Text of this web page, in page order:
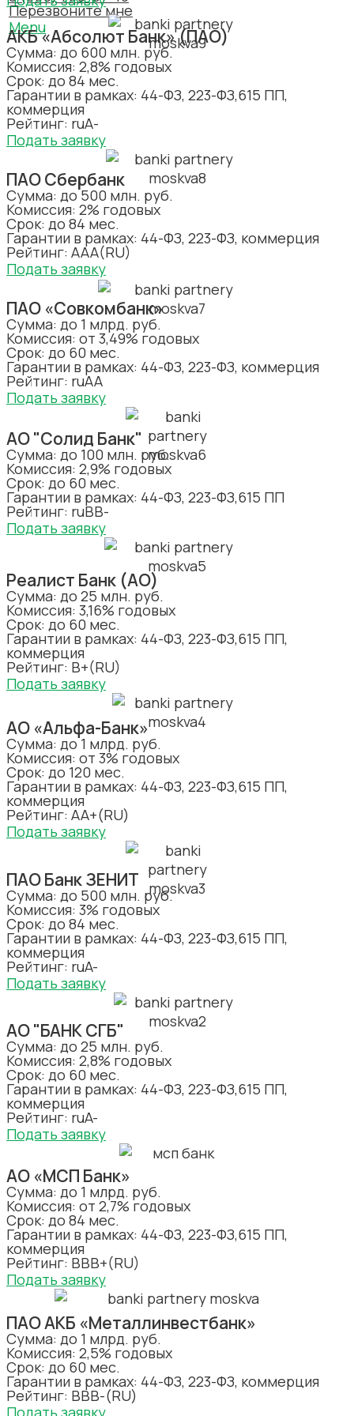
Перезвоните мне
Menu
АКБ «Абсолют Банк» (ПАО)
Сумма: до 600 млн. руб.
Комиссия: 2,8% годовых
Срок: до 84 мес.
Гарантии в рамках: 44-ФЗ, 223-ФЗ,615 ПП,
коммерция
Рейтинг: ruА-
Подать заявку
ПАО Сбербанк
Сумма: до 500 млн. руб.
Комиссия: 2% годовых
Срок: до 84 мес.
Гарантии в рамках: 44-ФЗ, 223-ФЗ, коммерция
Рейтинг: AAA(RU)
Подать заявку
ПАО «Совкомбанк»
Сумма: до 1 млрд. руб.
Комиссия: от 3,49% годовых
Срок: до 60 мес.
Гарантии в рамках: 44-ФЗ, 223-ФЗ, коммерция
Рейтинг: ruAA
Подать заявку
АО "Солид Банк"
Сумма: до 100 млн. руб.
Комиссия: 2,9% годовых
Срок: до 60 мес.
Гарантии в рамках: 44-ФЗ, 223-ФЗ,615 ПП
Рейтинг: ruBB-
Подать заявку
Реалист Банк (АО)
Сумма: до 25 млн. руб.
Комиссия: 3,16% годовых
Срок: до 60 мес.
Гарантии в рамках: 44-ФЗ, 223-ФЗ,615 ПП,
коммерция
Рейтинг: B+(RU)
Подать заявку
АО «Альфа-Банк»
Сумма: до 1 млрд. руб.
Комиссия: от 3% годовых
Срок: до 120 мес.
Гарантии в рамках: 44-ФЗ, 223-ФЗ,615 ПП,
коммерция
Рейтинг: АА+(RU)
Подать заявку
ПАО Банк ЗЕНИТ
Сумма: до 500 млн. руб.
Комиссия: 3% годовых
Срок: до 84 мес.
Гарантии в рамках: 44-ФЗ, 223-ФЗ,615 ПП,
коммерция
Рейтинг: ruA-
Подать заявку
АО "БАНК СГБ"
Сумма: до 25 млн. руб.
Комиссия: 2,8% годовых
Срок: до 60 мес.
Гарантии в рамках: 44-ФЗ, 223-ФЗ,615 ПП,
коммерция
Рейтинг: ruA-
Подать заявку
АО «МСП Банк»
Сумма: до 1 млрд. руб.
Комиссия: от 2,7% годовых
Срок: до 84 мес.
Гарантии в рамках: 44-ФЗ, 223-ФЗ,615 ПП,
коммерция
Рейтинг: BBB+(RU)
Подать заявку
ПАО АКБ «Металлинвестбанк»
Сумма: до 1 млрд. руб.
Комиссия: 2,5% годовых
Срок: до 60 мес.
Гарантии в рамках: 44-ФЗ, 223-ФЗ, коммерция
Рейтинг: ВВВ-(RU)
Подать заявку